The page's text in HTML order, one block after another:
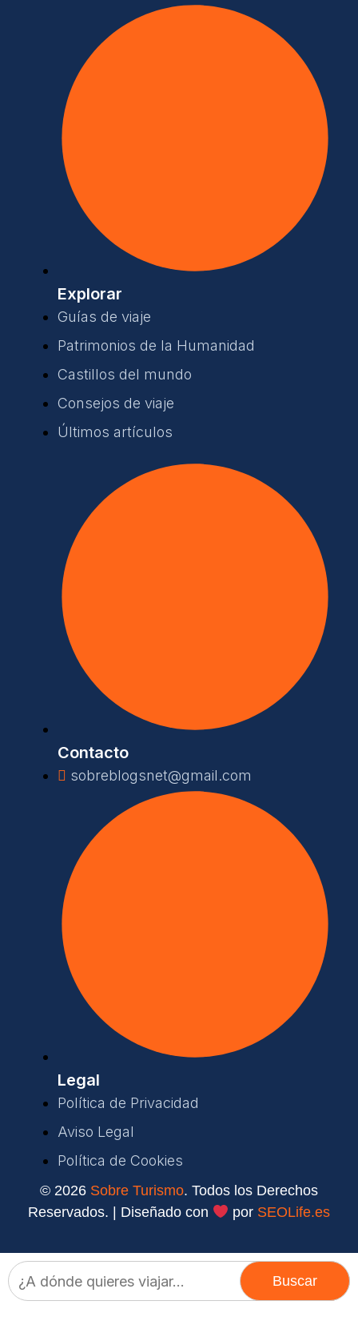
Explorar
Guías de viaje
Patrimonios de la Humanidad
Castillos del mundo
Consejos de viaje
Últimos artículos
Contacto
sobreblogsnet@gmail.com
Legal
Política de Privacidad
Aviso Legal
Política de Cookies
© 2026 Sobre Turismo. Todos los Derechos
Reservados. | Diseñado con
por SEOLife.es
Buscar: